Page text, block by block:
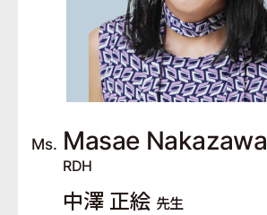
Ms. Masae Nakazawa
RDH
中澤 正絵 先生